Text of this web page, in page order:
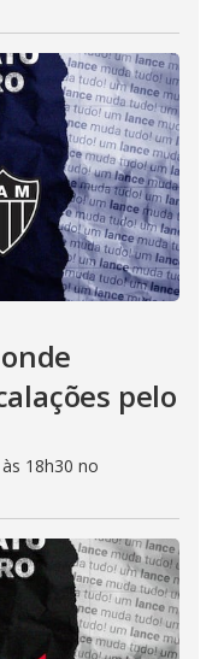
pelo
18h30 no